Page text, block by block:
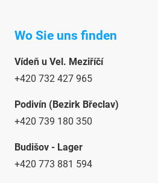
Wo Sie uns finden
Vídeň u Vel. Meziříčí
+420 732 427 965
Podivín (Bezirk Břeclav)
+420 739 180 350
Budišov - Lager
+420 773 881 594